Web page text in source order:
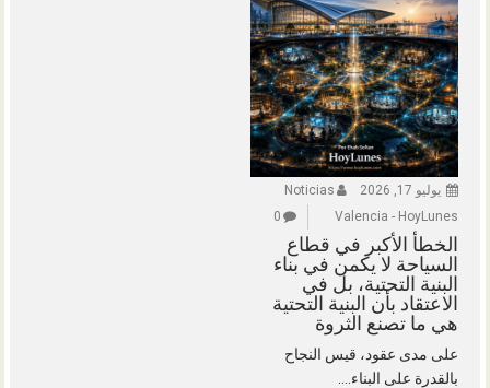
يوليو 17, 2026
Noticias
Valencia - HoyLunes
0
الخطأ الأكبر في قطاع
السياحة لا يكمن في بناء
البنية التحتية، بل في
الاعتقاد بأن البنية التحتية
هي ما تصنع الثروة
على مدى عقود، قيس النجاح
بالقدرة على البناء....